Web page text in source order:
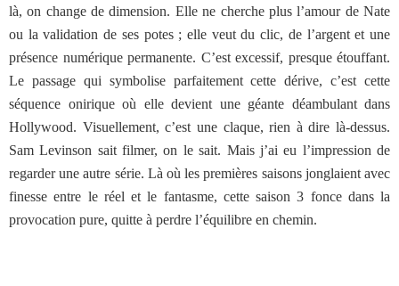
là, on change de dimension. Elle ne cherche plus l’amour de Nate
ou la validation de ses potes ; elle veut du clic, de l’argent et une
présence numérique permanente. C’est excessif, presque étouffant.
Le passage qui symbolise parfaitement cette dérive, c’est cette
séquence onirique où elle devient une géante déambulant dans
Hollywood. Visuellement, c’est une claque, rien à dire là-dessus.
Sam Levinson sait filmer, on le sait. Mais j’ai eu l’impression de
regarder une autre série. Là où les premières saisons jonglaient avec
finesse entre le réel et le fantasme, cette saison 3 fonce dans la
provocation pure, quitte à perdre l’équilibre en chemin.